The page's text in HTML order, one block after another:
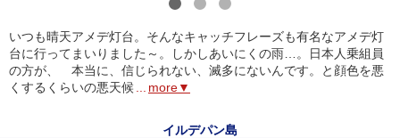
いつも晴天アメデ灯台。そんなキャッチフレーズも有名なアメデ灯
台に行ってまいりました～。しかしあいにくの雨…。日本人乗組員
の方が、 本当に、信じられない、滅多にないんです。と顔色を悪
くするくらいの悪天候
more▼
イルデパン島